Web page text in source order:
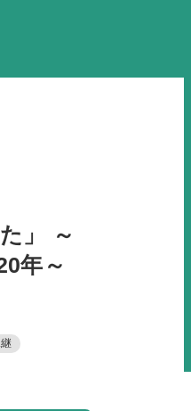
」 ～
年～